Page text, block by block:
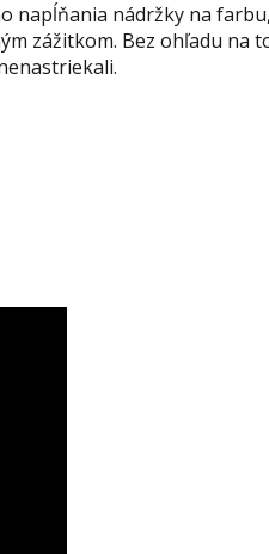
napĺňania nádržky na
zážitkom. Bez ohľadu na